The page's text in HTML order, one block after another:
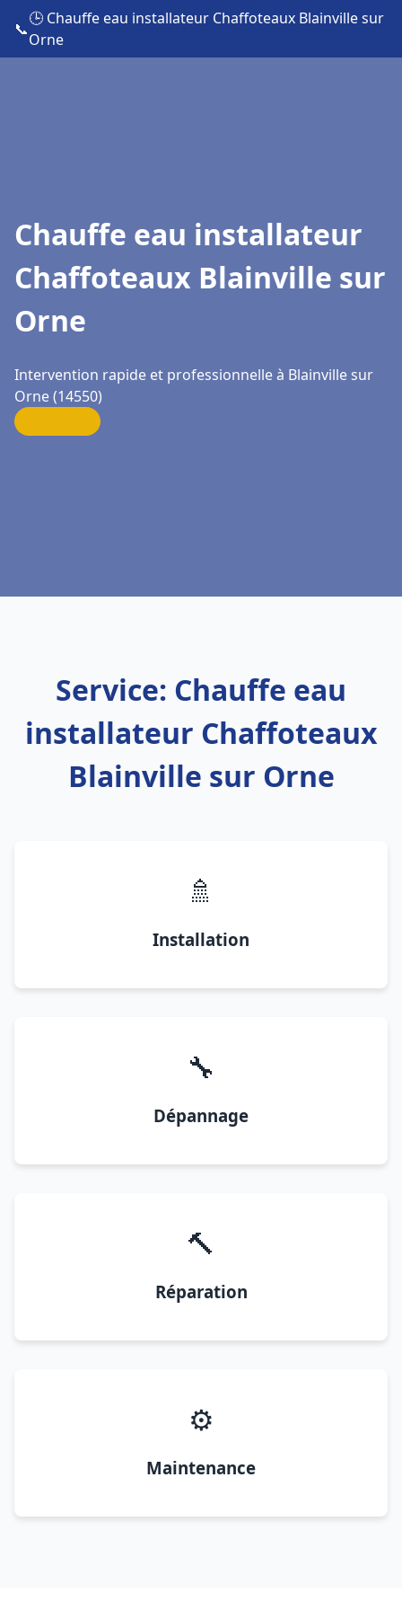
📞
🕒 Chauffe eau installateur Chaffoteaux Blainville sur
Orne
Chauffe eau installateur
Chaffoteaux Blainville sur
Orne
Intervention rapide et professionnelle à Blainville sur
Orne (14550)
Service: Chauffe eau
installateur Chaffoteaux
Blainville sur Orne
🚿
Installation
🔧
Dépannage
🔨
Réparation
⚙️
Maintenance